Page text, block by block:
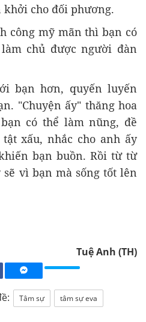
khởi cho đối phương.
công mỹ mãn thì bạn có
chủ được người đàn
bạn hơn, quyến luyến
"Chuyện ấy" thăng hoa
có thể làm nũng, đề
xấu, nhắc cho anh ấy
bạn buồn. Rồi từ từ
vì bạn mà sống tốt lên
Tuệ Anh (TH)
Tâm sự
tâm sự eva